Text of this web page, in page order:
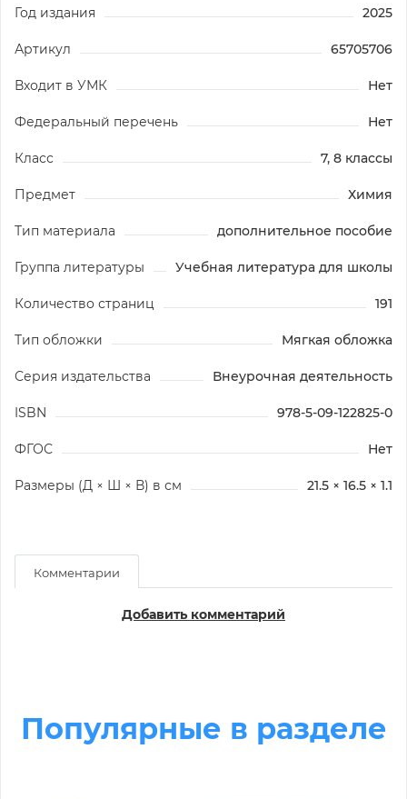
Год издания 2025
Артикул 65705706
Входит в УМК Нет
Федеральный перечень Нет
Класс 7, 8 классы
Предмет Химия
Тип материала дополнительное пособие
Группа литературы Учебная литература для школы
Количество страниц 191
Тип обложки Мягкая обложка
Серия издательства Внеурочная деятельность
ISBN 978-5-09-122825-0
ФГОС Нет
Размеры (Д × Ш × В) в см 21.5 × 16.5 × 1.1
Комментарии
Добавить комментарий
Популярные в разделе